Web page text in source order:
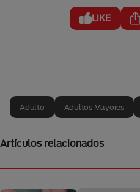
LIKE
Adulto Adultos Mayores
Artículos relacionados